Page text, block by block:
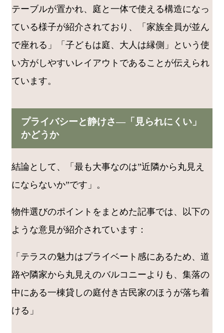
テーブルが置かれ、庭と一体で使える構造になっ
ている様子が紹介されており、「家族全員が並ん
で座れる」「子どもは庭、大人は縁側」という使
い方がしやすいレイアウトであることが伝えられ
ています。
プライバシーと静けさ―「見られにくい」
かどうか
結論として、「最も大事なのは”近隣から丸見え
にならないか”です」。
物件選びのポイントをまとめた記事では、以下の
ような意見が紹介されています：
「テラスの魅力はプライベート感にあるため、道
路や隣家から丸見えのバルコニーよりも、集落の
中にある一棟貸しの庭付き古民家のほうが落ち着
ける」